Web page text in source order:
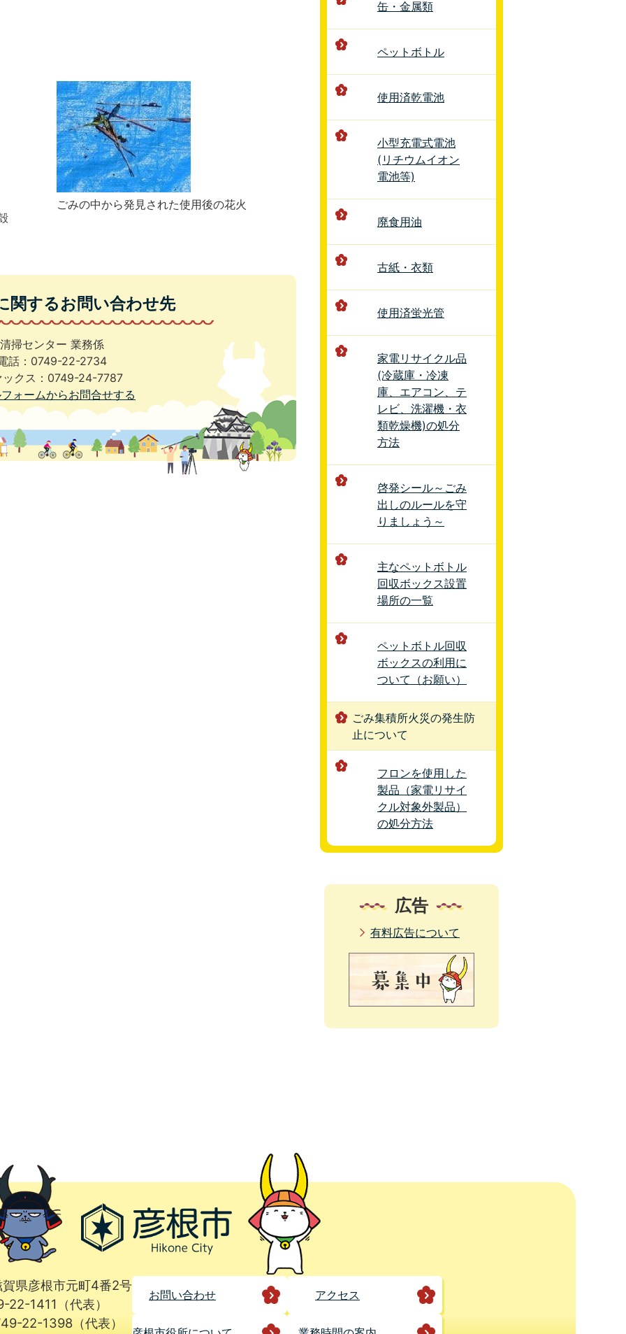
ごみの中から発見された使用後の花火
関するお問い合わせ先
清掃センター 業務係
話：0749-22-2734
ックス：0749-24-7787
ォームからお問合せする
缶・金属類
ペットボトル
使用済乾電池
小型充電式電池
(リチウムイオン
電池等)
廃食用油
古紙・衣類
使用済蛍光管
家電リサイクル品
(冷蔵庫・冷凍
庫、エアコン、テ
レビ、洗濯機・衣
類乾燥機)の処分
方法
啓発シール～ごみ
出しのルールを守
りましょう～
主なペットボトル
回収ボックス設置
場所の一覧
ペットボトル回収
ボックスの利用に
ついて（お願い）
ごみ集積所火災の発生防
止について
フロンを使用した
製品（家電リサイ
クル対象外製品）
の処分方法
広告
有料広告について
県彦根市元町4番2号
1411（代表）
22-1398（代表）
お問い合わせ アクセス